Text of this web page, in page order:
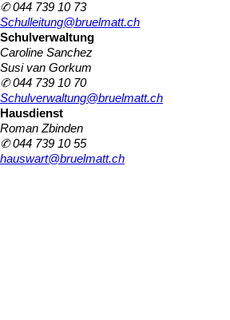
✆ 044 739 10 73
Schulleitung@bruelmatt.ch
Schulverwaltung
Caroline Sanchez
Susi van Gorkum
✆ 044 739 10 70
Schulverwaltung@bruelmatt.ch
Hausdienst
Roman Zbinden
✆ 044 739 10 55
hauswart@bruelmatt.ch